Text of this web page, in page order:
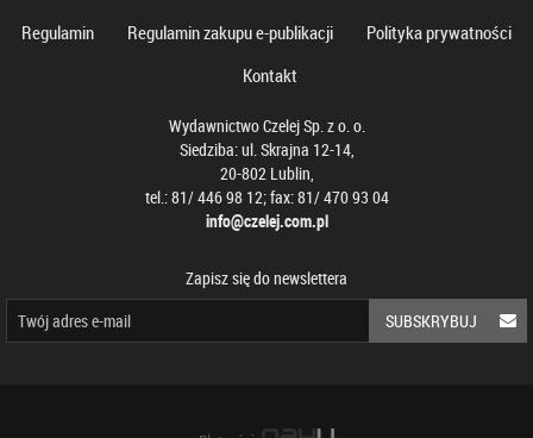
Regulamin Regulamin zakupu e-publikacji
Polityka prywatności
Kontakt
Wydawnictwo Czelej Sp. z o. o.
Siedziba: ul. Skrajna 12-14,
20-802 Lublin,
tel.: 81/ 446 98 12; fax: 81/ 470 93 04
info@czelej.com.pl
Zapisz się do newslettera
SUBSKRYBUJ